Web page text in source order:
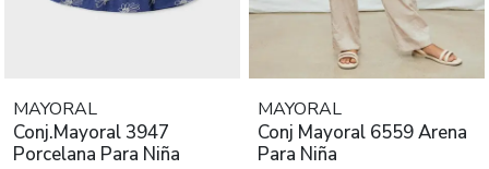
MAYORAL
Conj.Mayoral 3947
Porcelana Para Niña
MAYORAL
Conj Mayoral 6559 Arena
Para Niña